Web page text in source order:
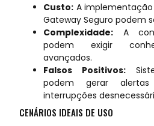
Custo: A
Gateway Seguro podem
Complexidade: A
podem exigir
avançados.
Falsos Positivos:
podem gerar
interrupções
CENÁRIOS IDEAIS DE USO